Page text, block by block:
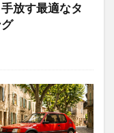
放す最適なタ